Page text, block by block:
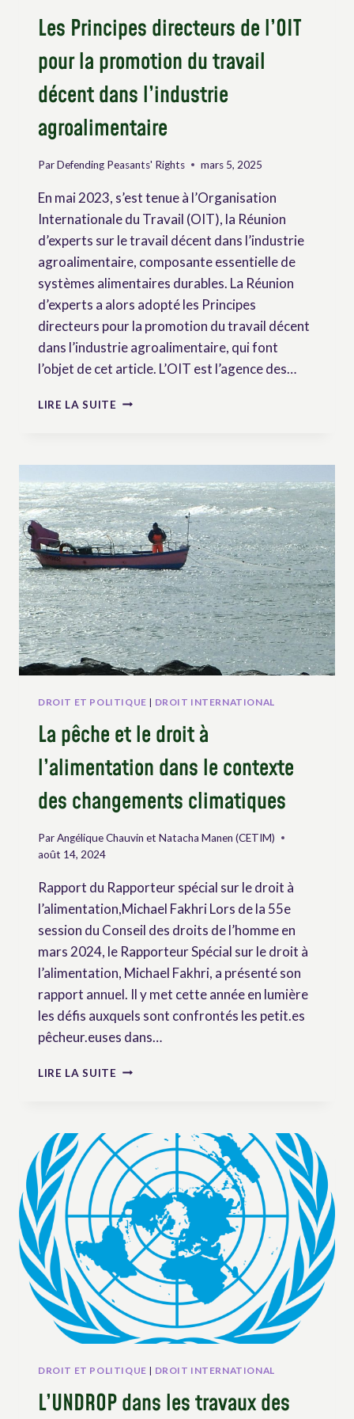
Les Principes directeurs de l’OIT
pour la promotion du travail
décent dans l’industrie
agroalimentaire
ParDefending Peasants' Rights mars 5, 2025
En mai 2023, s’est tenue à l’Organisation
Internationale du Travail (OIT), la Réunion
d’experts sur le travail décent dans l’industrie
agroalimentaire, composante essentielle de
systèmes alimentaires durables. La Réunion
d’experts a alors adopté les Principes
directeurs pour la promotion du travail décent
dans l’industrie agroalimentaire, qui font
l’objet de cet article. L’OIT est l’agence des…
LIRE LA SUITE LES
L’OIT
POUR
LA
PROMOTION
DU
TRAVAIL
DÉCENT
DANS
L’INDUSTRIE
AGROALIMENTAIRE
DROIT ET POLITIQUE | DROIT INTERNATIONAL
La pêche et le droit à
l’alimentation dans le contexte
des changements climatiques
ParAngélique Chauvin et Natacha Manen (CETIM)
août 14, 2024
Rapport du Rapporteur spécial sur le droit à
l’alimentation,Michael Fakhri Lors de la 55e
session du Conseil des droits de l’homme en
mars 2024, le Rapporteur Spécial sur le droit à
l’alimentation, Michael Fakhri, a présenté son
rapport annuel. Il y met cette année en lumière
les défis auxquels sont confrontés les petit.es
pêcheur.euses dans…
LIRE LA SUITE LA
DROIT
À
L’ALIMENTATION
DANS
LE
CONTEXTE
DES
CHANGEMENTS
CLIMATIQUES
DROIT ET POLITIQUE | DROIT INTERNATIONAL
L’UNDROP dans les travaux des